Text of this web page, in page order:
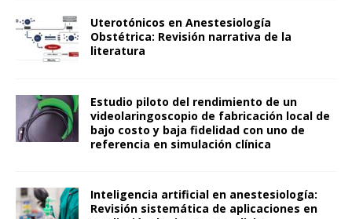
Uterotónicos en Anestesiología
Obstétrica: Revisión narrativa de la
literatura
Estudio piloto del rendimiento de un
videolaringoscopio de fabricación local de
bajo costo y baja fidelidad con uno de
referencia en simulación clínica
Inteligencia artificial en anestesiología:
Revisión sistemática de aplicaciones en